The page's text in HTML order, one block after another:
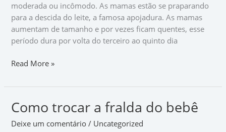
moderada ou incômodo. As mamas estão se praparando
para a descida do leite, a famosa apojadura. As mamas
aumentam de tamanho e por vezes ficam quentes, esse
período dura por volta do terceiro ao quinto dia
Read More »
Como trocar a fralda do bebê
Deixe um comentário / Uncategorized
Como
trocar
a